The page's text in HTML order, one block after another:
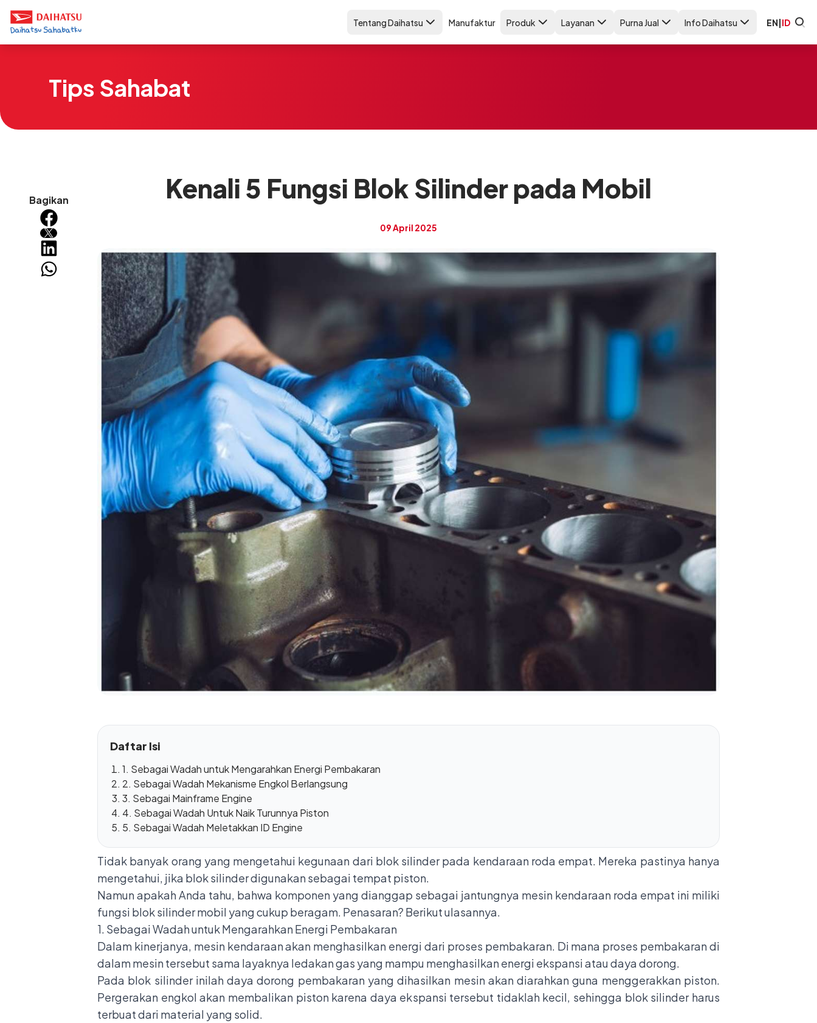
Tentang Daihatsu Manufaktur Produk Layanan Purna Jual Info Daihatsu EN|ID
Tips Sahabat
Bagikan Kenali 5 Fungsi Blok Silinder pada Mobil
09 April 2025
Daftar Isi
1. Sebagai Wadah untuk Mengarahkan Energi Pembakaran
2. Sebagai Wadah Mekanisme Engkol Berlangsung
3. Sebagai Mainframe Engine
4. Sebagai Wadah Untuk Naik Turunnya Piston
5. Sebagai Wadah Meletakkan ID Engine
Tidak banyak orang yang mengetahui kegunaan dari blok silinder pada kendaraan roda empat. Mereka pastinya hanya
mengetahui, jika blok silinder digunakan sebagai tempat piston.
Namun apakah Anda tahu, bahwa komponen yang dianggap sebagai jantungnya mesin kendaraan roda empat ini miliki
fungsi blok silinder mobil yang cukup beragam. Penasaran? Berikut ulasannya.
1. Sebagai Wadah untuk Mengarahkan Energi Pembakaran
Dalam kinerjanya, mesin kendaraan akan menghasilkan energi dari proses pembakaran. Di mana proses pembakaran di
dalam mesin tersebut sama layaknya ledakan gas yang mampu menghasilkan energi ekspansi atau daya dorong.
Pada blok silinder inilah daya dorong pembakaran yang dihasilkan mesin akan diarahkan guna menggerakkan piston.
Pergerakan engkol akan membalikan piston karena daya ekspansi tersebut tidaklah kecil, sehingga blok silinder harus
terbuat dari material yang solid.